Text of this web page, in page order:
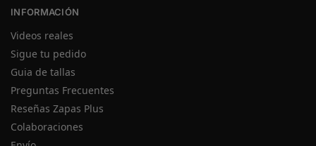
INFORMACIÓN
Videos reales
Sigue tu pedido
Guia de tallas
Preguntas Frecuentes
Reseñas Zapas Plus
Colaboraciones